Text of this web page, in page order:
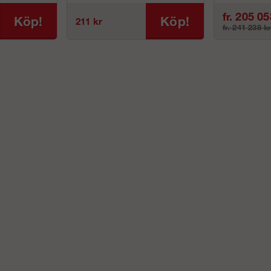
Köp! 211 kr Köp! fr. 205
fr. 241 238 kr